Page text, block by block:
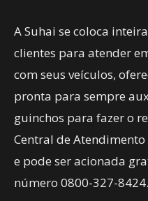
A Suhai se coloca
clientes para atender
com seus veículos,
pronta para sempre
guinchos para fazer o
Central de
e pode ser acionada
número 0800-327-8424.